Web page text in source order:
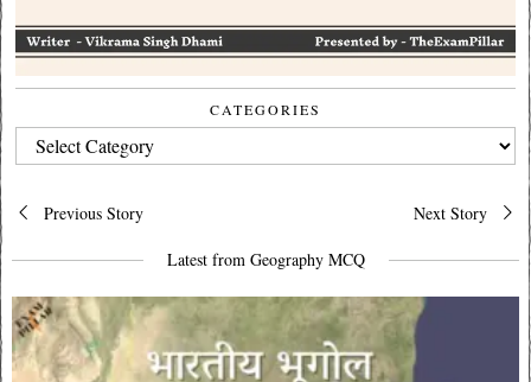
CATEGORIES
CATEGORIES
Post
navigation
Previous Story Next Story
Latest from Geography MCQ